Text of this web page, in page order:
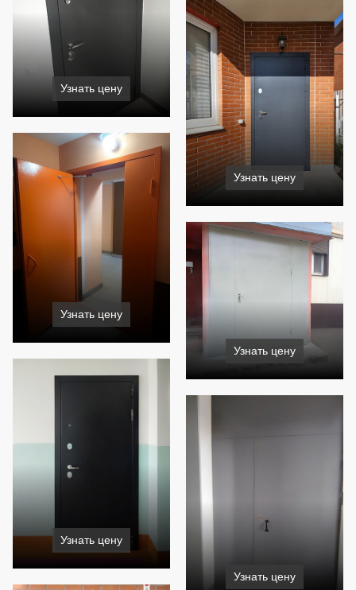
Узнать цену
Узнать цену
Узнать цену
Узнать цену
Узнать цену
Узнать цену